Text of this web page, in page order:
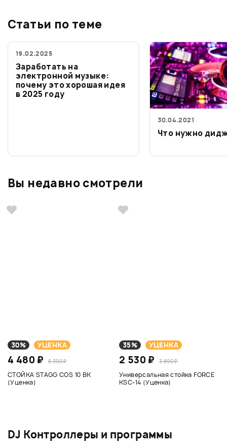
Статьи по теме
19.02.2025
Заработать на
электронной музыке:
почему это хорошая идея
в 2025 году
30.04.2021
Что нужно
Вы недавно смотрели
30% УЦЕНКА
4 480 ₽ 6 390 ₽
СТОЙКА STAGG COS 10 BK
(Уценка)
35% УЦЕНКА
2 530 ₽ 3 890 ₽
Универсальная стойка FORCE
KSC-14 (Уценка)
DJ Контроллеры и программы